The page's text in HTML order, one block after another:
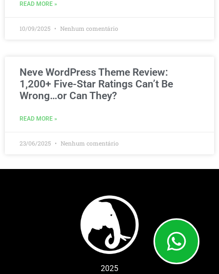
READ MORE »
10/09/2025 Nenhum comentário
Neve WordPress Theme Review:
1,200+ Five-Star Ratings Can’t Be
Wrong…or Can They?
READ MORE »
23/06/2025 Nenhum comentário
2025